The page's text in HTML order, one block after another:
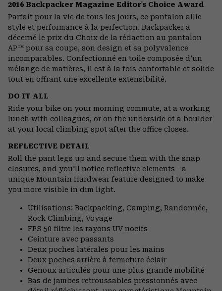
or
2016 Backpacker Magazine Editor's Choice Award
Parfait pour la vie de tous les jours, ce pantalon allie
style et performance à la perfection. Backpacker a
décerné le prix du Choix de la rédaction au pantalon
AP™ pour sa coupe, son design et sa polyvalence
incomparables. Confectionné en toile composée d’un
mélange de matières, il est à la fois confortable et solide
tout en offrant une excellente extensibilité.
DO IT ALL
Ride your bike on your morning commute, at a working
lunch with colleagues, or on the underside of a boulder
at your local climbing spot after the office closes.
REFLECTIVE DETAIL
Roll the pant legs up and secure them with the snap
closures, and you'll notice reflective elements—a
unique Mountain Hardwear feature designed to make
you more visible in dim light.
Utilisations: Backpacking, Camping, Randonnée,
Rock Climbing, Voyage
FPS 50 filtre les rayons UV nocifs
Ceinture avec passants
Deux poches latérales pour les mains
Deux poches arrière à fermeture éclair
Genoux articulés pour une plus grande mobilité
Bas de jambes retroussables pressionnés avec